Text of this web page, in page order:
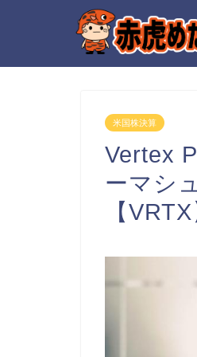
米国株決算
Vertex
ーマシ
【VRTX